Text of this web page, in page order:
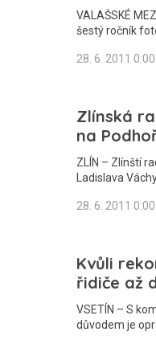
VALAŠSKÉ
šestý ročník
28. 6. 2011 0:00
Zlínská
na
ZLÍN – Zlínští
Ladislava
28. 6. 2011 0:00
Kvůli
řidiče až
VSETÍN – S
důvodem je